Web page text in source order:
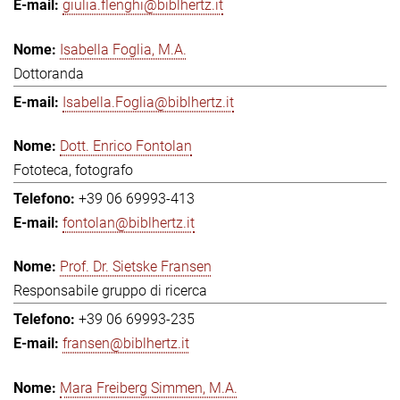
giulia.flenghi@biblhertz.it
Isabella Foglia, M.A.
Dottoranda
Isabella.Foglia@biblhertz.it
Dott. Enrico Fontolan
Fototeca, fotografo
+39 06 69993-413
fontolan@biblhertz.it
Prof. Dr. Sietske Fransen
Responsabile gruppo di ricerca
+39 06 69993-235
fransen@biblhertz.it
Mara Freiberg Simmen, M.A.